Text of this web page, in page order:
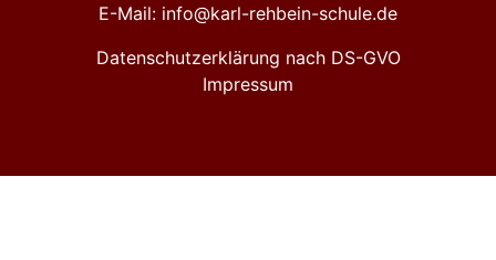
E-Mail: info@karl-rehbein-schule.de
Datenschutzerklärung nach DS-GVO
Impressum